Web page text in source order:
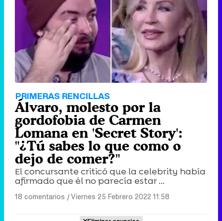
PRIMERAS RENCILLAS
Álvaro, molesto por la
gordofobia de Carmen
Lomana en 'Secret Story':
"¿Tú sabes lo que como o
dejo de comer?"
El concursante criticó que la celebrity había
afirmado que él no parecía estar ...
18 comentarios |Viernes 25 Febrero 2022 11:58